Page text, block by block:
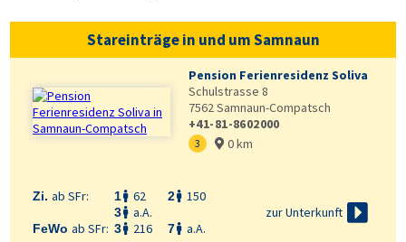
Stareinträge in und um Samnaun
Pension Ferienresidenz Soliva
Schulstrasse 8
7562Samnaun-Compatsch
+41-81-8602000
3  0 km
Zi. ab SFr: 1 62 2 150
3 a.A.
FeWo ab SFr: 3 216 7 a.A.
zur Unterkunft 